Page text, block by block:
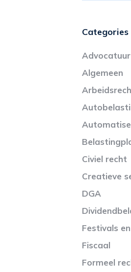
Categories
Advocatuur
Algemeen
Civiel recht
Creatieve
DGA
Festivals
Fiscaal
Formeel